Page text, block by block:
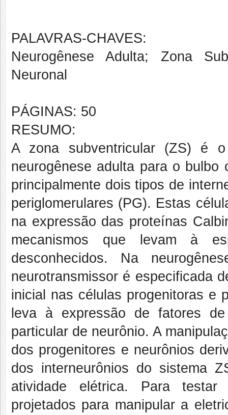
PALAVRAS-CHAVES:
Neurogênese Adulta; Zona
Neuronal
PÁGINAS: 50
RESUMO:
A zona subventricular (ZS) é
neurogênese adulta para o
principalmente dois tipos de
periglomerulares (PG). Estas
na expressão das proteínas
mecanismos que levam à
desconhecidos. Na
neurotransmissor é especificada
inicial nas células progenitoras e
leva à expressão de fatores
particular de neurônio. A
dos progenitores e neurônios
dos interneurônios do sistema
atividade elétrica. Para
projetados para manipular a